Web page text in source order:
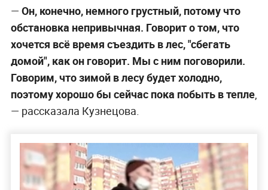
— Он, конечно, немного грустный, потому что
обстановка непривычная. Говорит о том, что
хочется всё время съездить в лес, "сбегать
домой", как он говорит. Мы с ним поговорили.
Говорим, что зимой в лесу будет холодно,
поэтому хорошо бы сейчас пока побыть в тепле,
— рассказала Кузнецова.